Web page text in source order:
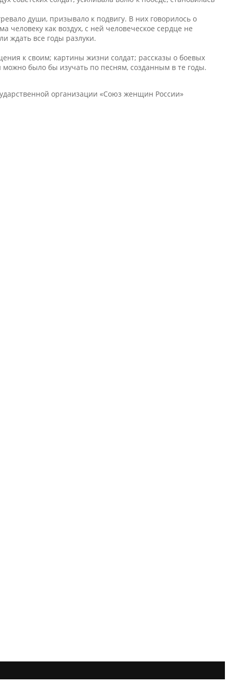
души, призывало к подвигу. В них говорилось о
как воздух, с ней человеческое сердце не
ждать все годы разлуки.
к своим; картины жизни солдат; рассказы о боевых
было бы изучать по песням, созданным в те годы.
организации «Союз женщин России»